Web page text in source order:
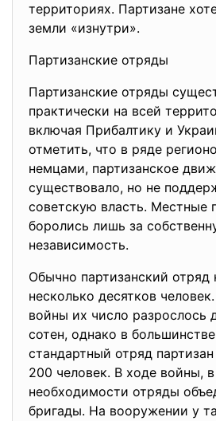
территориях. Партизане
земли «изнутри».
Партизанские отряды
Партизанские отряды
практически на всей
включая Прибалтику и
отметить, что в ряде
немцами, партизанское
существовало, но не
советскую власть. Местные
боролись лишь за
независимость.
Обычно партизанский отряд
несколько десятков
войны их число разрослось
сотен, однако в
стандартный отряд
200 человек. В ходе войны,
необходимости отряды
бригады. На вооружении у